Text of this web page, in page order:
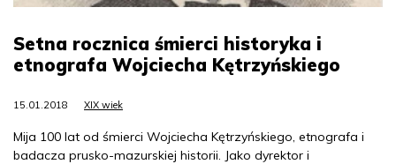
Setna rocznica śmierci historyka i
etnografa Wojciecha Kętrzyńskiego
15.01.2018 XIX wiek
Mija 100 lat od śmierci Wojciecha Kętrzyńskiego, etnografa i
badacza prusko-mazurskiej historii. Jako dyrektor i